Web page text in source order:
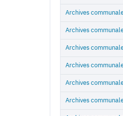
Archives
Archives
Archives
Archives
Archives
Archives